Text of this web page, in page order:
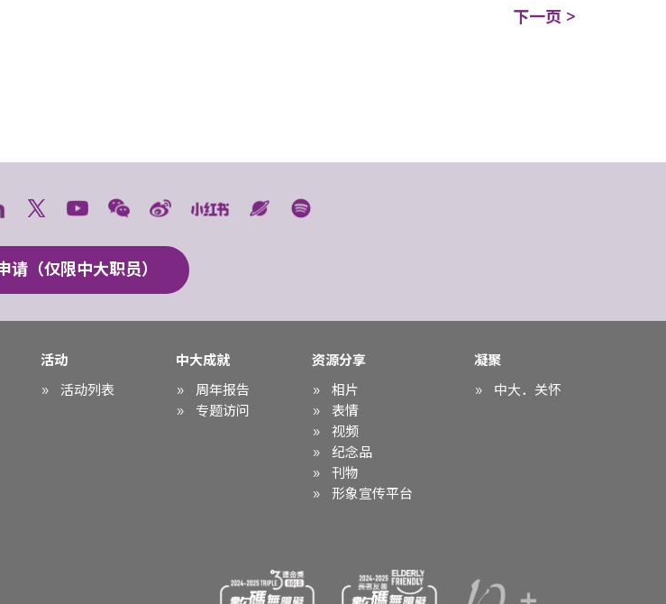
下一页 >
请（仅限中大职员）
活动
活动列表
中大成就
周年报告
专题访问
资源分享
相片
表情
视频
纪念品
刊物
形象宣传平台
凝聚
中大．关怀